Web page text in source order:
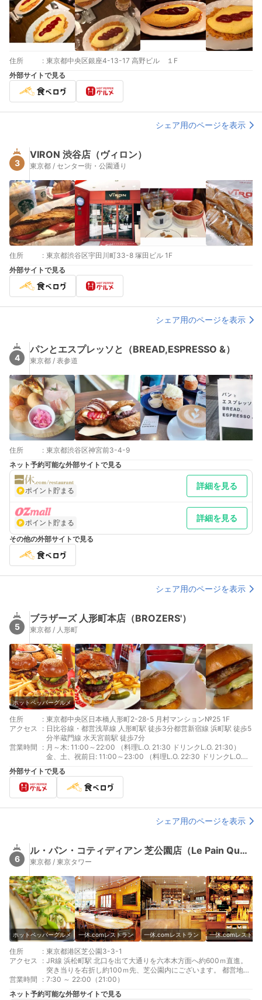
住所 : 東京都中央区銀座4-13-17 高野ビル １F
外部サイトで見る
シェア用のページを表示
3
VIRON 渋谷店（ヴィロン）
東京都 / センター街・公園通り
住所 : 東京都渋谷区宇田川町33-8 塚田ビル 1F
外部サイトで見る
シェア用のページを表示
4
パンとエスプレッソと（BREAD,ESPRESSO &）
東京都 / 表参道
住所 : 東京都渋谷区神宮前3-4-9
ネット予約可能な外部サイトで見る
ポイント貯まる 詳細を見る
ポイント貯まる 詳細を見る
その他の外部サイトで見る
シェア用のページを表示
5
ブラザーズ 人形町本店（BROZERS'）
東京都 / 人形町
ホットペッパーグルメ
住所 : 東京都中央区日本橋人形町2-28-5 月村マンション№25 1F
アクセス
: 日比谷線・都営浅草線 人形町駅 徒歩3分都営新宿線 浜町駅 徒歩5
分半蔵門線 水天宮前駅 徒歩7分
営業時間
: 月～木: 11:00～22:00 （料理L.O. 21:30 ドリンクL.O. 21:30）
金、土、祝前日: 11:00～23:00 （料理L.O. 22:30 ドリンクL.O.
22:30）日、祝日: 11:00～20:00 （料理L.O. 19:30 ドリンクL.O.
19:30）
外部サイトで見る
シェア用のページを表示
6
ル・パン・コティディアン 芝公園店（Le Pain Quotidien）
東京都 / 東京タワー
ホットペッパーグルメ 一休.comレストラン 一休.comレストラン 一休.comレストラ
住所 : 東京都港区芝公園3-3-1
アクセス
: JR線 浜松町駅 北口を出て大通りを六本木方面へ約600ｍ直進。
突き当りを右折し約100ｍ先、芝公園内にございます。 都営地下
鉄三田線 御成門駅 徒歩約1分 都営地下鉄浅草線・大江戸線 大門
駅 徒歩約7分
営業時間 : 7:30 ～ 22:00（21:00）
ネット予約可能な外部サイトで見る